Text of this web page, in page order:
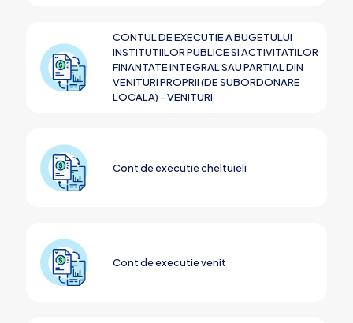
CONTUL DE EXECUTIE A BUGETULUI
INSTITUTIILOR PUBLICE SI ACTIVITATILOR
FINANTATE INTEGRAL SAU PARTIAL DIN
VENITURI PROPRII (DE SUBORDONARE
LOCALA) - VENITURI
Cont de executie cheltuieli
Cont de executie venit